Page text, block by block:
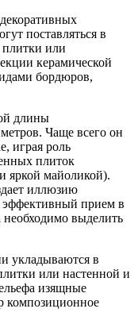
поставляться в
плитки или
керамической
бордюров,
длины
Чаще всего он
играя роль
плиток
яркой майоликой).
иллюзию
эффективный прием в
необходимо выделить
укладываются в
или настенной и
изящные
композиционное